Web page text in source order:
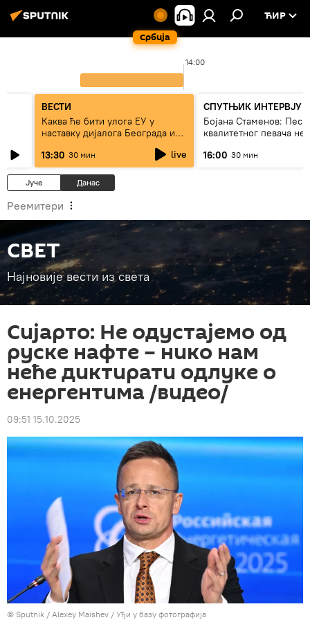
Србија
ЋИР
14:00
ВЕСТИ
Каква ће бити улога ЕУ у
наставку дијалога Београда и
13:30 30 мин live
СПУТЊИК ИНТЕРВЈУ
Бојана Стаменов:
квалитетног певача
16:00 30 мин
Јуче Данас
Реемитери
СВЕТ
Најновије вести из света
Сијарто: Не одустајемо од
руске нафте – нико нам
неће диктирати одлуке о
енергентима /видео/
09:51 15.10.2025
© Sputnik / Alexey Maishev / Уђи у базу фотографија